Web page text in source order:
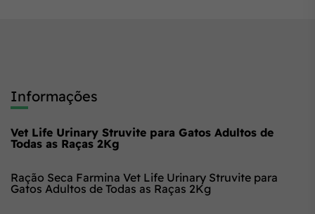
Informações
Vet Life Urinary Struvite para Gatos Adultos de
Todas as Raças 2Kg
Ração Seca Farmina Vet Life Urinary Struvite para
Gatos Adultos de Todas as Raças 2Kg